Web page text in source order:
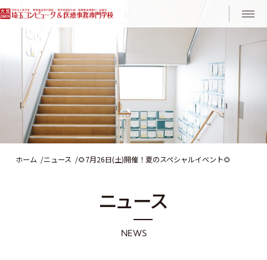
Instagram
LINE
ホーム ニュース 🌻7月26日(土)開催！夏のスペシャルイベント🌻
ニュース
NEWS